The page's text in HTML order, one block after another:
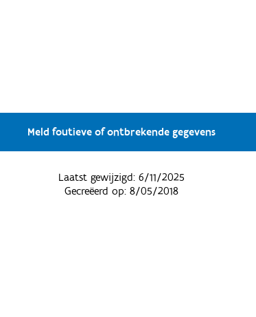
Meld foutieve of ontbrekende gegevens
Laatst gewijzigd: 6/11/2025
Gecreëerd op: 8/05/2018